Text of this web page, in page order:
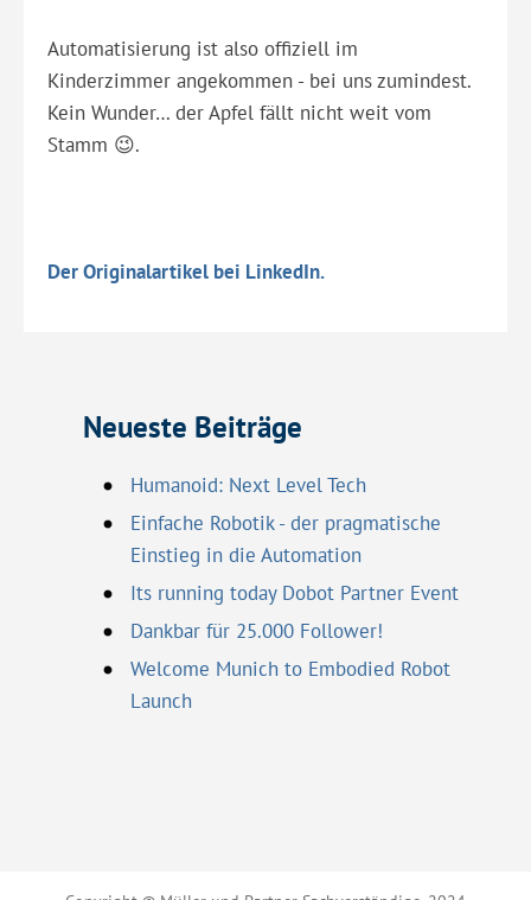
Automatisierung ist also offiziell im
Kinderzimmer angekommen - bei uns zumindest.
Kein Wunder… der Apfel fällt nicht weit vom
Stamm 😉.
Der Originalartikel bei LinkedIn.
Neueste Beiträge
Humanoid: Next Level Tech
Einfache Robotik - der pragmatische
Einstieg in die Automation
Its running today Dobot Partner Event
Dankbar für 25.000 Follower!
Welcome Munich to Embodied Robot
Launch